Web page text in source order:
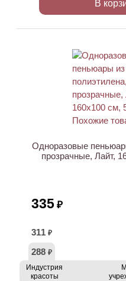
В
Одноразовые
прозрачные, Лайт,
335 ₽
311 ₽
288 ₽
Индустрия
красоты